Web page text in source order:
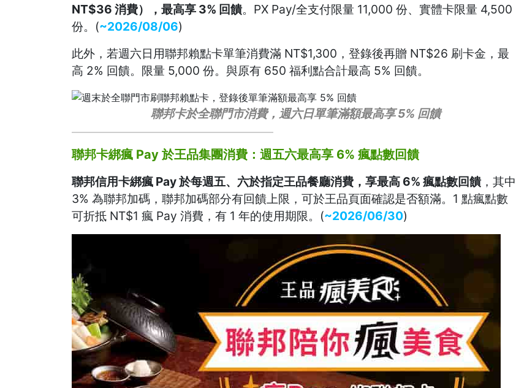
NT$36 消費），最高享 3% 回饋。PX Pay/全支付限量 11,000 份、實體卡限量 4,500
份。(~2026/08/06)
此外，若週六日用聯邦賴點卡單筆消費滿 NT$1,300，登錄後再贈 NT$26 刷卡金，最
高 2% 回饋。限量 5,000 份。與原有 650 福利點合計最高 5% 回饋。
聯邦卡於全聯門市消費，週六日單筆滿額最高享 5% 回饋
聯邦卡綁瘋 Pay 於王品集團消費：週五六最高享 6% 瘋點數回饋
聯邦信用卡綁瘋 Pay 於每週五、六於指定王品餐廳消費，享最高 6% 瘋點數回饋，其中
3% 為聯邦加碼，聯邦加碼部分有回饋上限，可於王品頁面確認是否額滿。1 點瘋點數
可折抵 NT$1 瘋 Pay 消費，有 1 年的使用期限。(~2026/06/30)